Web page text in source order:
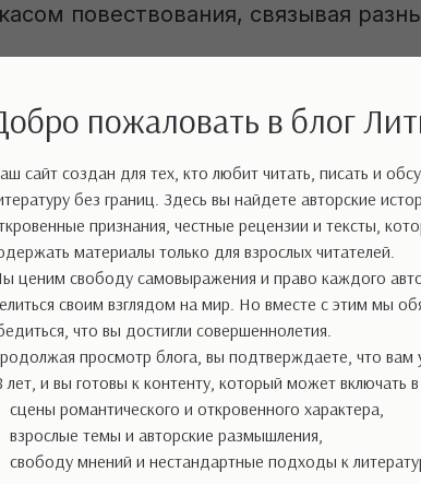
пожаловать в блог
сайт создан для тех, кто любит читать, писать и
без границ. Здесь вы найдете авторские
признания, честные рецензии и тексты,
материалы только для взрослых читателей.
ценим свободу самовыражения и право каждого
своим взглядом на мир. Но вместе с этим мы
что вы достигли совершеннолетия.
просмотр блога, вы подтверждаете, что вам
лет, и вы готовы к контенту, который может включать
сцены романтического и откровенного характера,
взрослые темы и авторские размышления,
свободу мнений и нестандартные подходы к
повествования, связывая
контекстом. Судьба семьи
Исторические катаклизмы
семью на прочность.
глубина и отражение
внимание читателей,
и нестареющим жанром.
семейную сагу
это литературный проект,